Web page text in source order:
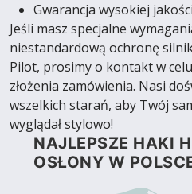
Gwarancja wysokiej
Jeśli masz specjalne
niestandardową ochronę
Pilot, prosimy o kontakt w
złożenia zamówienia. Nasi
wszelkich starań, aby Twój
wyglądał stylowo!
NAJLEPSZE HAKI
OSŁONY W